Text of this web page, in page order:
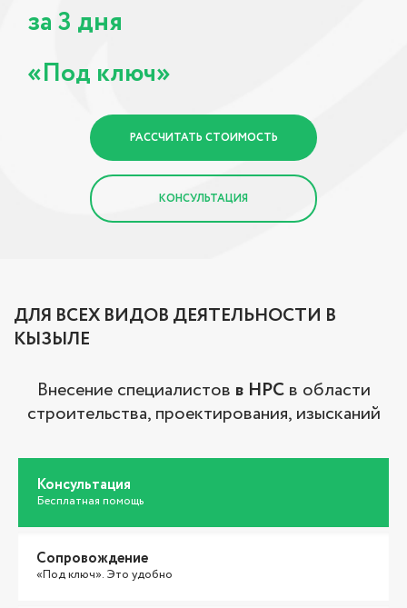
за3 дня
«Под ключ»
РАССЧИТАТЬ СТОИМОСТЬ
КОНСУЛЬТАЦИЯ
ДЛЯ ВСЕХ ВИДОВ ДЕЯТЕЛЬНОСТИ В
КЫЗЫЛЕ
Внесение специалистов в НРСв области
строительства, проектирования, изысканий
Консультация
Бесплатная помощь
Сопровождение
«Под ключ». Это удобно